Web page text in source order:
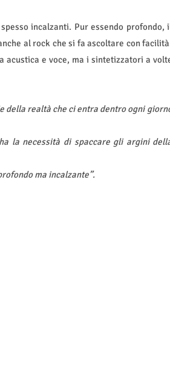
incalzanti. Pur essendo profondo,
al rock che si fa ascoltare con
acustica e voce, ma i sintetizzatori a
della realtà che ci entra dentro ogni
la necessità di spaccare gli argini
ma incalzante”.